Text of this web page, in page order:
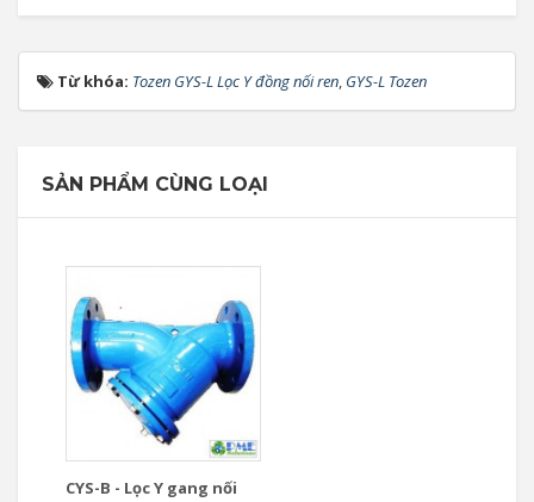
Từ khóa: Tozen GYS-L Lọc Y đồng nối ren, GYS-L Tozen
SẢN PHẨM CÙNG LOẠI
CYS-B - Lọc Y gang nối